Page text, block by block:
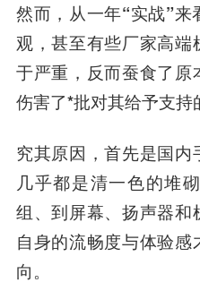
然而，从一年“实战”
观，甚至有些厂家高端
于严重，反而蚕食了原
伤害了*批对其给予支持
究其原因，首先是国内
几乎都是清一色的堆
组、到屏幕、扬声器
自身的流畅度与体验
向。